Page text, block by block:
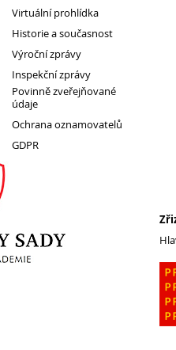
tým
Virtuální prohlídka
Historie a současnost
Výroční zprávy
Inspekční zprávy
Povinně zveřejňované
údaje
Ochrana oznamovatelů
GDPR